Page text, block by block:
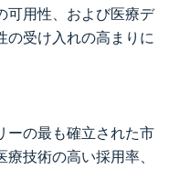
可用性、および医療デ
の受け入れの高まりに
ーの最も確立された市
技術の高い採用率、